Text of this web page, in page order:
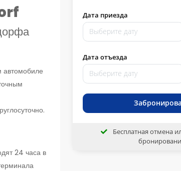
автомобиле
24 часа в
Дата приезда
Дата отъезда
Бесплатная отмена